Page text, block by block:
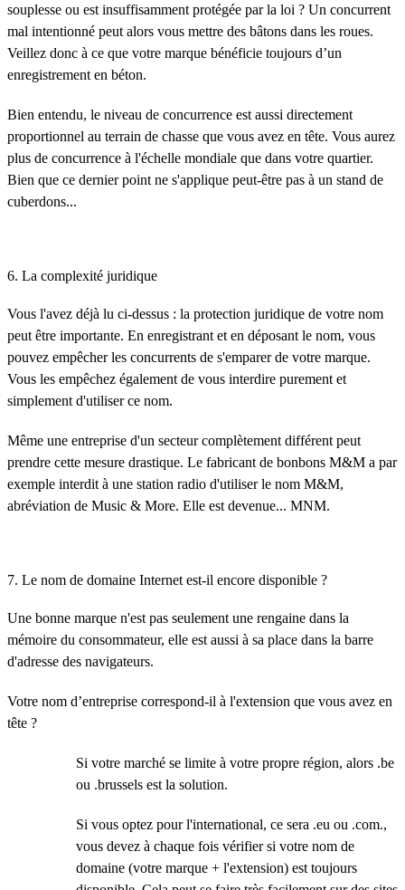
souplesse ou est insuffisamment protégée par la loi ? Un concurrent
mal intentionné peut alors vous mettre des bâtons dans les roues.
Veillez donc à ce que votre marque bénéficie toujours d’un
enregistrement en béton.
Bien entendu, le niveau de concurrence est aussi directement
proportionnel au terrain de chasse que vous avez en tête. Vous aurez
plus de concurrence à l'échelle mondiale que dans votre quartier.
Bien que ce dernier point ne s'applique peut-être pas à un stand de
cuberdons...
6. La complexité juridique
Vous l'avez déjà lu ci-dessus : la protection juridique de votre nom
peut être importante. En enregistrant et en déposant le nom, vous
pouvez empêcher les concurrents de s'emparer de votre marque.
Vous les empêchez également de vous interdire purement et
simplement d'utiliser ce nom.
Même une entreprise d'un secteur complètement différent peut
prendre cette mesure drastique. Le fabricant de bonbons M&M a par
exemple interdit à une station radio d'utiliser le nom M&M,
abréviation de Music & More. Elle est devenue... MNM.
7. Le nom de domaine Internet est-il encore disponible ?
Une bonne marque n'est pas seulement une rengaine dans la
mémoire du consommateur, elle est aussi à sa place dans la barre
d'adresse des navigateurs.
Votre nom d’entreprise correspond-il à l'extension que vous avez en
tête ?
Si votre marché se limite à votre propre région, alors .be
ou .brussels est la solution.
Si vous optez pour l'international, ce sera .eu ou .com.,
vous devez à chaque fois vérifier si votre nom de
domaine (votre marque + l'extension) est toujours